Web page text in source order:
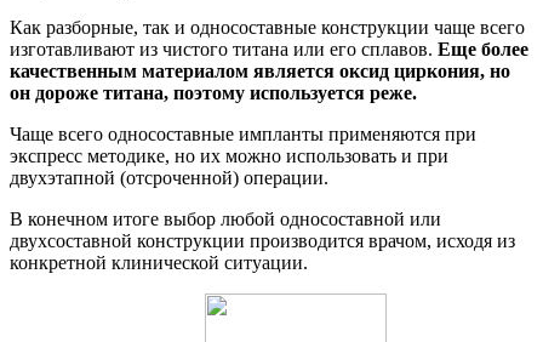
Как разборные, так и односоставные конструкции чаще всего
изготавливают из чистого титана или его сплавов. Еще более
качественным материалом является оксид циркония, но
он дороже титана, поэтому используется реже.
Чаще всего односоставные импланты применяются при
экспресс методике, но их можно использовать и при
двухэтапной (отсроченной) операции.
В конечном итоге выбор любой односоставной или
двухсоставной конструкции производится врачом, исходя из
конкретной клинической ситуации.